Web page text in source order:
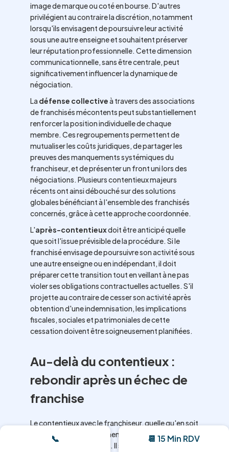
image de marque ou coté en bourse. D'autres
privilégient au contraire la discrétion, notamment
lorsqu'ils envisagent de poursuivre leur activité
sous une autre enseigne et souhaitent préserver
leur réputation professionnelle. Cette dimension
communicationnelle, sans être centrale, peut
significativement influencer la dynamique de
négociation.
La défense collectiveà travers des associations
de franchisés mécontents peut substantiellement
renforcer la position individuelle de chaque
membre. Ces regroupements permettent de
mutualiser les coûts juridiques, de partager les
preuves des manquements systémiques du
franchiseur, et de présenter un front uni lors des
négociations. Plusieurs contentieux majeurs
récents ont ainsi débouché sur des solutions
globales bénéficiant à l'ensemble des franchisés
concernés, grâce à cette approche coordonnée.
L'après-contentieuxdoit être anticipé quelle
que soit l'issue prévisible de la procédure. Si le
franchisé envisage de poursuivre son activité sous
une autre enseigne ou en indépendant, il doit
préparer cette transition tout en veillant à ne pas
violer ses obligations contractuelles actuelles. S'il
projette au contraire de cesser son activité après
obtention d'une indemnisation, les implications
fiscales, sociales et patrimoniales de cette
cessation doivent être soigneusement planifiées.
Au-delà du contentieux :
rebondir après un échec de
franchise
Le contentieux avec le franchiseur, quelle qu'en soit
l'issue, représente rarement une fin en soi pour
l'entrepreneur franchisé. Il s'agit plutôt d'une
📞 📆 15 Min RDV